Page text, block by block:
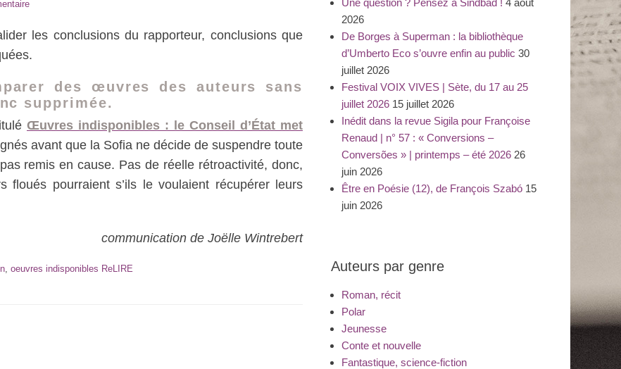
les conclusions du rapporteur, conclusions que
des œuvres des auteurs sans
supprimée.
Œuvres indisponibles : le Conseil d’État met
avant que la Sofia ne décide de suspendre toute
remis en cause. Pas de réelle rétroactivité, donc,
pourraient s’ils le voulaient récupérer leurs
communication de Joëlle Wintrebert
, oeuvres indisponibles ReLIRE
Une question ? Pensez à Sindbad ! 4 août
2026
De Borges à Superman : la bibliothèque
d’Umberto Eco s’ouvre enfin au public 30
juillet 2026
Festival VOIX VIVES | Sète, du 17 au 25
juillet 2026 15 juillet 2026
Inédit dans la revue Sigila pour Françoise
Renaud | n° 57 : « Conversions –
Conversões » | printemps – été 2026 26
juin 2026
Être en Poésie (12), de François Szabó 15
juin 2026
Auteurs par genre
Roman, récit
Polar
Jeunesse
Conte et nouvelle
Fantastique, science-fiction